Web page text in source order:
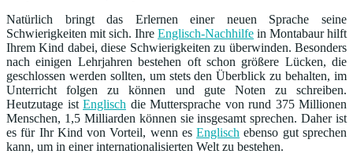
Natürlich bringt das Erlernen einer neuen Sprache seine
Schwierigkeiten mit sich. Ihre Englisch-Nachhilfe in Montabaur hilft
Ihrem Kind dabei, diese Schwierigkeiten zu überwinden. Besonders
nach einigen Lehrjahren bestehen oft schon größere Lücken, die
geschlossen werden sollten, um stets den Überblick zu behalten, im
Unterricht folgen zu können und gute Noten zu schreiben.
Heutzutage ist Englisch die Muttersprache von rund 375 Millionen
Menschen, 1,5 Milliarden können sie insgesamt sprechen. Daher ist
es für Ihr Kind von Vorteil, wenn esEnglisch ebenso gut sprechen
kann, um in einer internationalisierten Welt zu bestehen.